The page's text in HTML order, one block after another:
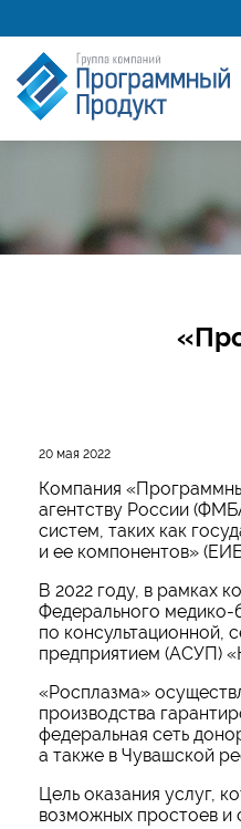
20 мая 2022
Компания
агентству России
систем, таких как
и ее компонентов»
В 2022 году, в рамках
Федерального медико-
по консультационной,
предприятием (АСУП)
«Росплазма»
производства
федеральная сеть
а также в Чувашской
Цель оказания услуг,
возможных простоев и